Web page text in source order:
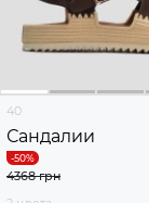
40
Сандалии
4368 грн